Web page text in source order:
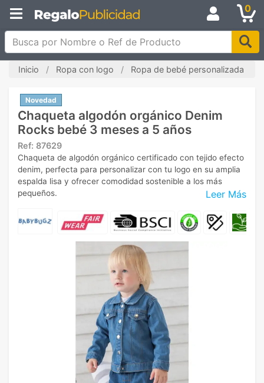
0
Busca por Nombre o Ref de Producto
Inicio Ropa con logo Ropa de bebé personalizada
Novedad
Chaqueta algodón orgánico Denim
Rocks bebé 3 meses a 5 años
Ref: 87629
Leer Más
Chaqueta de algodón orgánico certificado con tejido efecto
denim, perfecta para personalizar con tu logo en su amplia
espalda lisa y ofrecer comodidad sostenible a los más
pequeños.